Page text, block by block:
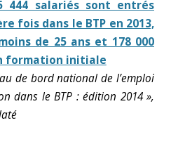
444 salariés sont entrés
fois dans le BTP en 2013,
de 25 ans et 178 000
formation initiale
de bord national de l’emploi
dans le BTP : édition 2014 »,